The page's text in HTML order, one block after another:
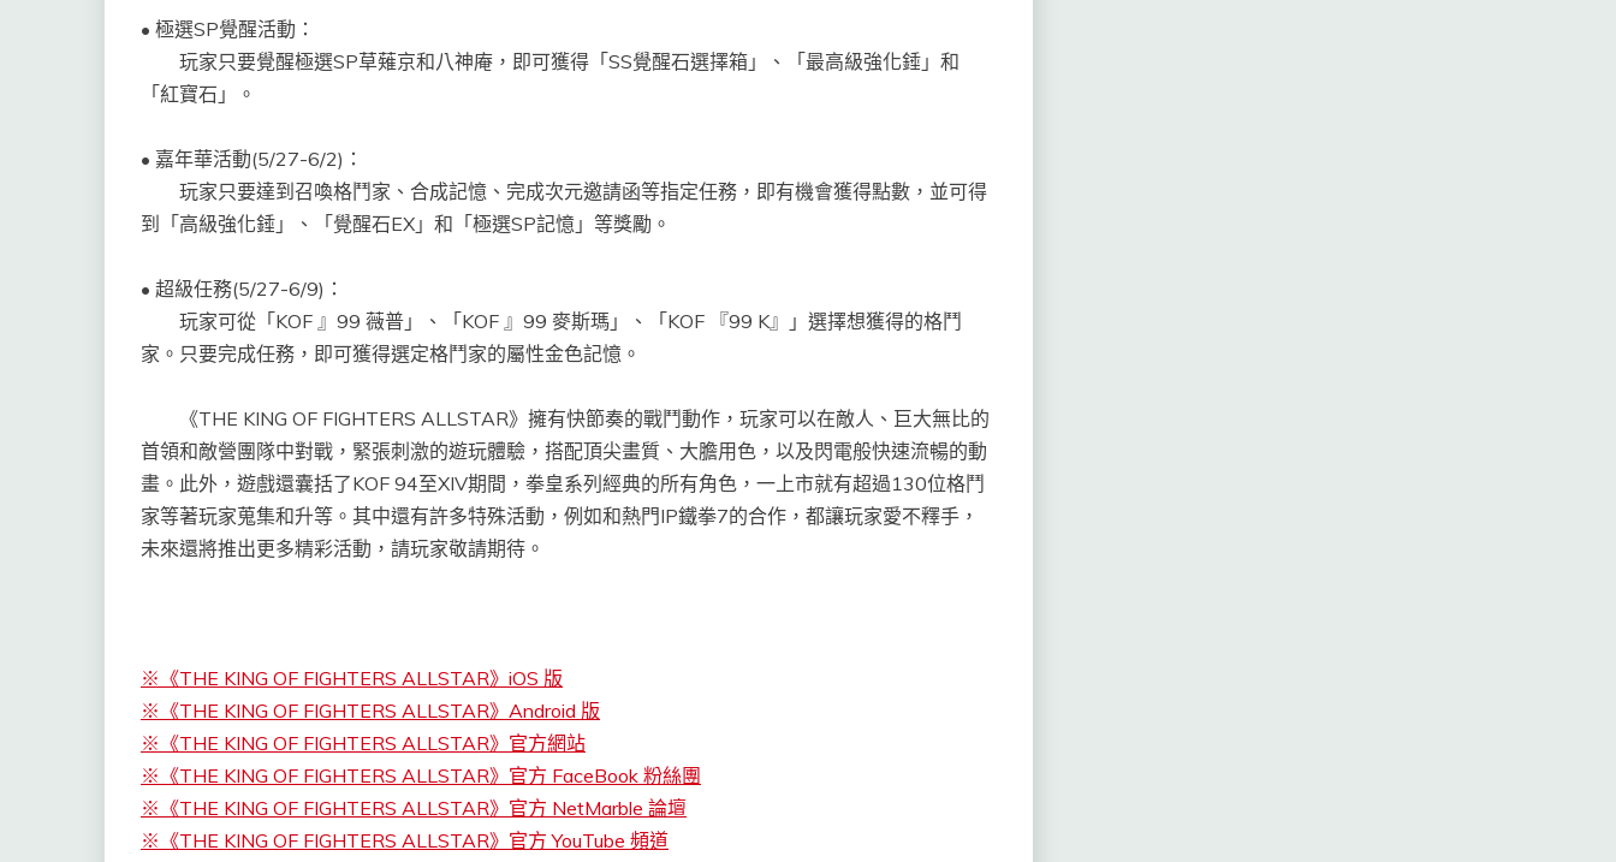
• 極選SP覺醒活動：
玩家只要覺醒極選SP草薙京和八神庵，即可獲得「SS覺醒石選擇箱」、「最高級強化錘」和
「紅寶石」。
• 嘉年華活動(5/27-6/2) ：
玩家只要達到召喚格鬥家、合成記憶、完成次元邀請函等指定任務，即有機會獲得點數，並可得
到「高級強化錘」、「覺醒石EX」和「極選SP記憶」等獎勵。
• 超級任務(5/27-6/9) ：
玩家可從「KOF 』99 薇普」、「KOF 』99 麥斯瑪」、「KOF 『99 K』」選擇想獲得的格鬥
家。只要完成任務，即可獲得選定格鬥家的屬性金色記憶。
《THE KING OF FIGHTERS ALLSTAR》擁有快節奏的戰鬥動作，玩家可以在敵人、巨大無比的
首領和敵營團隊中對戰，緊張刺激的遊玩體驗，搭配頂尖畫質、大膽用色，以及閃電般快速流暢的動
畫。此外，遊戲還囊括了KOF 94至XIV期間，拳皇系列經典的所有角色，一上市就有超過130位格鬥
家等著玩家蒐集和升等。其中還有許多特殊活動，例如和熱門IP鐵拳7的合作，都讓玩家愛不釋手，
未來還將推出更多精彩活動，請玩家敬請期待。
※《THE KING OF FIGHTERS ALLSTAR》iOS 版
※《THE KING OF FIGHTERS ALLSTAR》Android 版
※《THE KING OF FIGHTERS ALLSTAR》官方網站
※《THE KING OF FIGHTERS ALLSTAR》官方 FaceBook 粉絲團
※《THE KING OF FIGHTERS ALLSTAR》官方 NetMarble 論壇
※《THE KING OF FIGHTERS ALLSTAR》官方 YouTube 頻道